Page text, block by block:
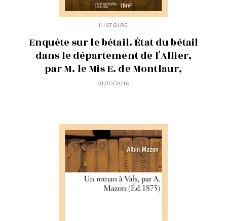
HISTOIRE
Enquête sur le bétail. État du bétail
dans le département de l'Allier,
par M. le Mis E. de Montlaur,
01/10/2016